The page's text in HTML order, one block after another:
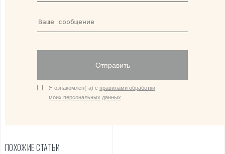
Отправить
Я ознакомлен(-а) с правилами обработки
моих персональных данных
ПОХОЖИЕ СТАТЬИ